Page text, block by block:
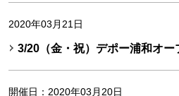
2020年03月21日
3/20（金・祝）デポー浦和オー
開催日：2020年03月20日